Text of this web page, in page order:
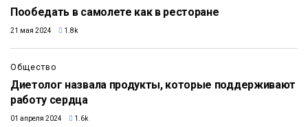
Пообедать в самолете как в ресторане
21 мая 2024 1.8k
Общество
Диетолог назвала продукты, которые поддерживают
работу сердца
01 апреля 2024 1.6k